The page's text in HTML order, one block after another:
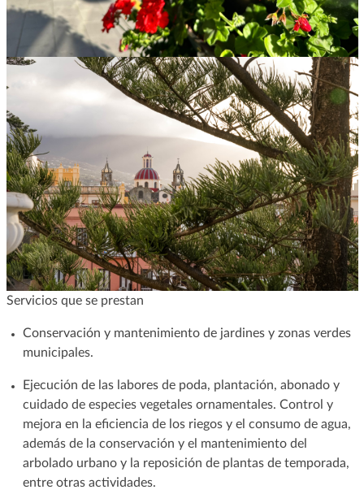
Servicios que se prestan
Conservación y mantenimiento de jardines y zonas verdes
municipales.
Ejecución de las labores de poda, plantación, abonado y
cuidado de especies vegetales ornamentales. Control y
mejora en la eficiencia de los riegos y el consumo de agua,
además de la conservación y el mantenimiento del
arbolado urbano y la reposición de plantas de temporada,
entre otras actividades.